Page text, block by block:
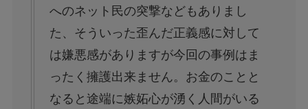
へのネット民の突撃などもありまし
た、そういった歪んだ正義感に対して
は嫌悪感がありますが今回の事例はま
ったく擁護出来ません。お金のことと
なると途端に嫉妬心が湧く人間がいる